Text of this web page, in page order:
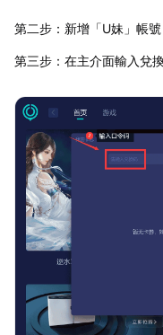
第二步：新增「U妹」帳
第三步：在主介面輸入兌